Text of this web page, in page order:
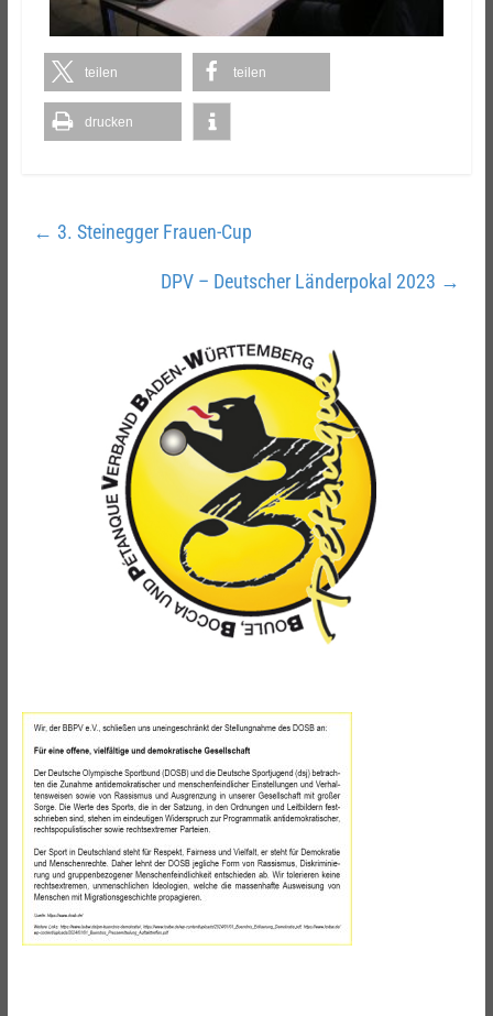
teilen teilen
drucken
← 3. Steinegger Frauen-Cup
DPV – Deutscher Länderpokal 2023 →